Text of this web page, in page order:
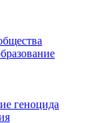
геноцида